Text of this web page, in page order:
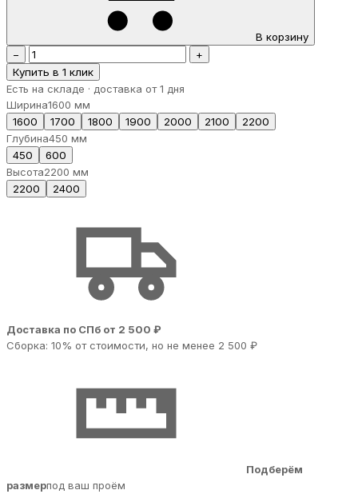
В корзину
−
+
Купить в 1 клик
Есть на складе · доставка от 1 дня
Ширина1600 мм
1600
1700 1800 1900 2000 2100
2200
Глубина450 мм
450
600
Высота2200 мм
2200
2400
Доставка по СПб от 2 500 ₽
Сборка: 10% от стоимости, но не менее 2 500 ₽
Подберём
размерпод ваш проём